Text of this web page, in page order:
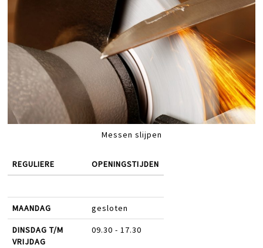
Messen slijpen
REGULIERE OPENINGSTIJDEN
MAANDAG gesloten
DINSDAG T/M
VRIJDAG
09.30 - 17.30